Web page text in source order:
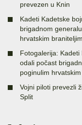
prevezen u Knin
Kadeti Kadetske
brigadnom
hrvatskim
Fotogalerija: Kadeti
odali počast
poginulim
Vojni piloti prevezli
Split